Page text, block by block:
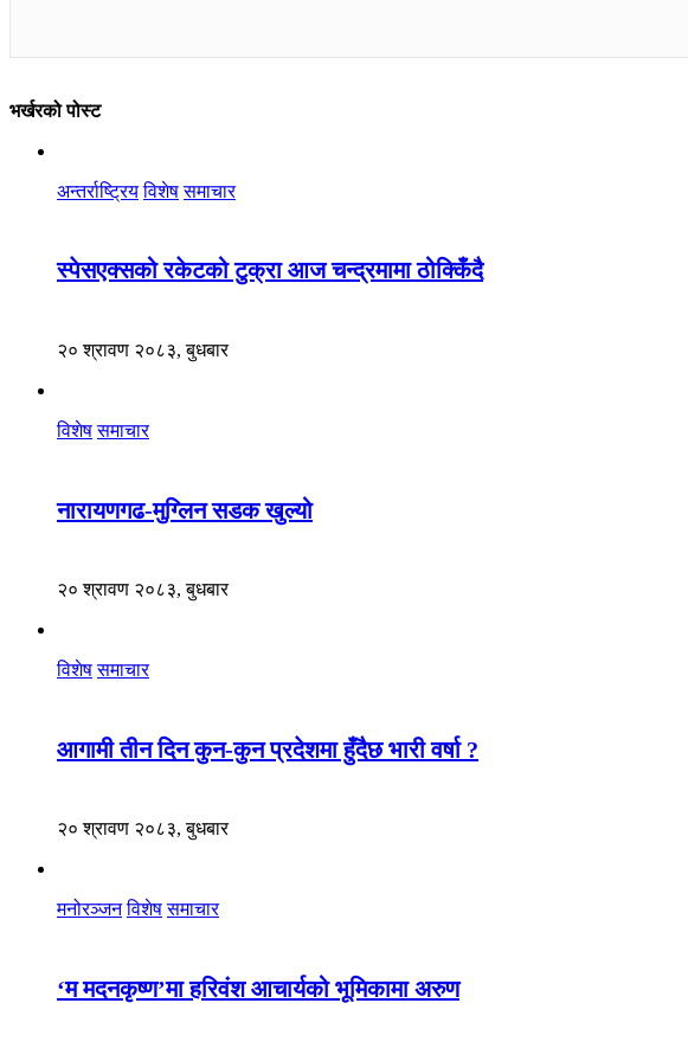
भर्खरको पोस्ट
अन्तर्राष्ट्रिय विशेष समाचार
स्पेसएक्सको रकेटको टुक्रा आज चन्द्रमामा ठोक्किँदै
२० श्रावण २०८३, बुधबार
विशेष समाचार
नारायणगढ-मुग्लिन सडक खुल्यो
२० श्रावण २०८३, बुधबार
विशेष समाचार
आगामी तीन दिन कुन-कुन प्रदेशमा हुँदैछ भारी वर्षा ?
२० श्रावण २०८३, बुधबार
मनोरञ्जन विशेष समाचार
‘म मदनकृष्ण’मा हरिवंश आचार्यको भूमिकामा अरुण